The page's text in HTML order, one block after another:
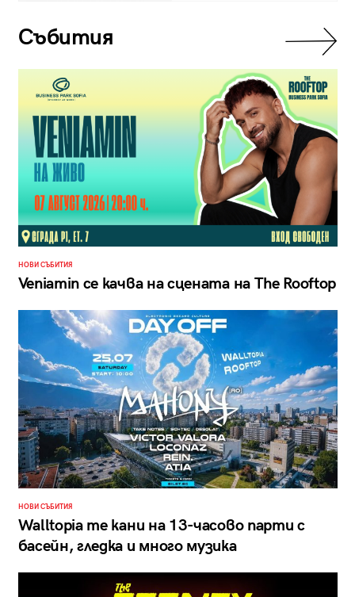
Събития
НОВИ СЪБИТИЯ
Veniamin се качва на сцената на The Rooftop
НОВИ СЪБИТИЯ
Walltopia те кани на 13-часово парти с
басейн, гледка и много музика